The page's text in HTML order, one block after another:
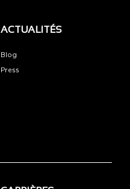
ACTUALITÉS
Blog
Press